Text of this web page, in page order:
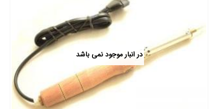
در انبار موجود نمی باشد